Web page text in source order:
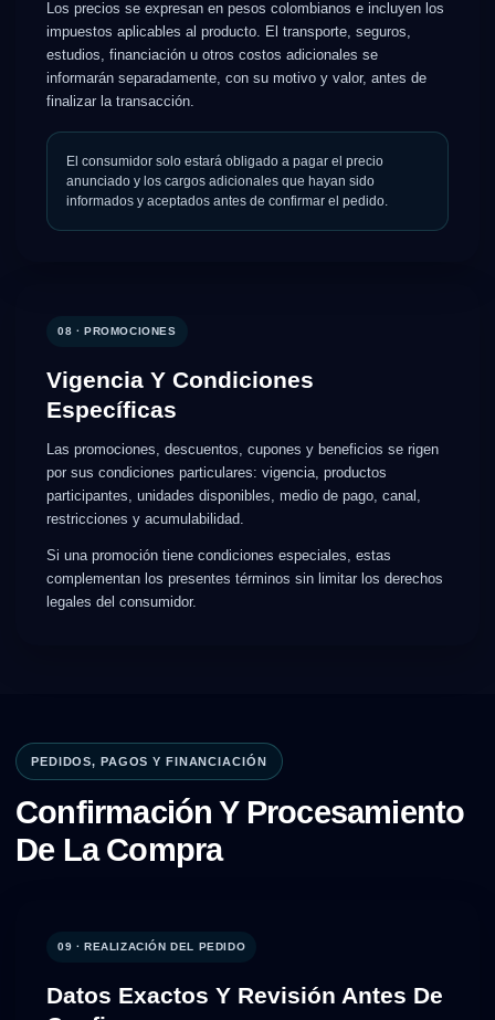
Los precios se expresan en pesos colombianos e incluyen los
impuestos aplicables al producto. El transporte, seguros,
estudios, financiación u otros costos adicionales se
informarán separadamente, con su motivo y valor, antes de
finalizar la transacción.
El consumidor solo estará obligado a pagar el precio
anunciado y los cargos adicionales que hayan sido
informados y aceptados antes de confirmar el pedido.
08 · PROMOCIONES
Vigencia Y Condiciones
Específicas
Las promociones, descuentos, cupones y beneficios se rigen
por sus condiciones particulares: vigencia, productos
participantes, unidades disponibles, medio de pago, canal,
restricciones y acumulabilidad.
Si una promoción tiene condiciones especiales, estas
complementan los presentes términos sin limitar los derechos
legales del consumidor.
PEDIDOS, PAGOS Y FINANCIACIÓN
Confirmación Y Procesamiento
De La Compra
09 · REALIZACIÓN DEL PEDIDO
Datos Exactos Y Revisión Antes De